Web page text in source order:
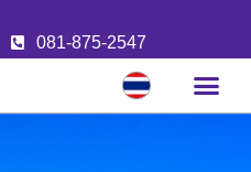
081-875-2547